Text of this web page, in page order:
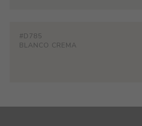
#D785
BLANCO CREMA